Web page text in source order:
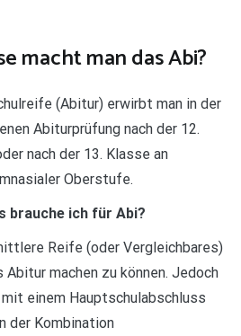
macht man das Abi?
(Abitur) erwirbt man in der
Abiturprüfung nach der 12.
nach der 13. Klasse an
Oberstufe.
brauche ich für Abi?
Reife (oder Vergleichbares)
machen zu können. Jedoch
einem Hauptschulabschluss
der Kombination